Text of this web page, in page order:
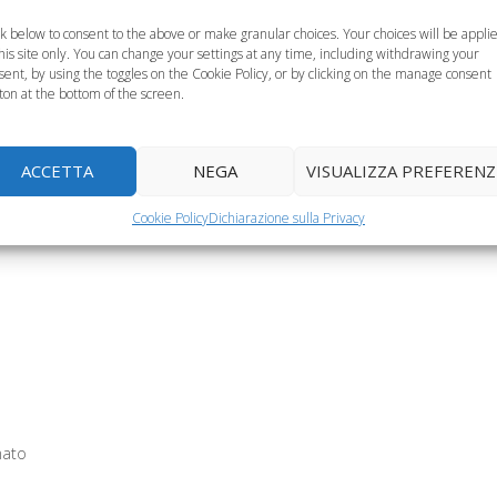
below to consent to the above or make granular choices. Your choices will be
site only. You can change your settings at any time, including withdrawing your
by using the toggles on the Cookie Policy, or by clicking on the manage consent
at the bottom of the screen.
ACCETTA NEGA VISUALIZZA
Cookie PolicyDichiarazione sulla Privacy
intensiva
cosa è,
staminali, il servizio
delle…
L'infezione da